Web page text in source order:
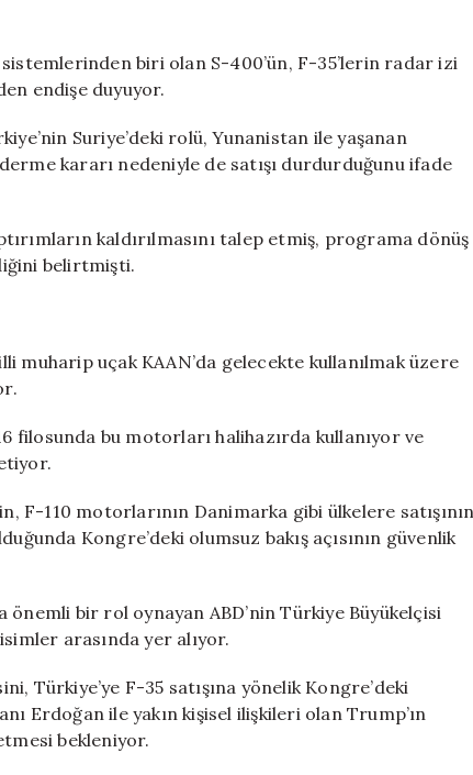
sistemlerinden biri olan S-400’ün, F-35’lerin radar izi
endişe duyuyor.
Suriye’deki rolü, Yunanistan ile yaşanan
kararı nedeniyle de satışı durdurduğunu ifade
kaldırılmasını talep etmiş, programa dönüş
belirtmişti.
muharip uçak KAAN’da gelecekte kullanılmak üzere
filosunda bu motorları halihazırda kullanıyor ve
F-110 motorlarının Danimarka gibi ülkelere
Kongre’deki olumsuz bakış açısının güvenlik
bir rol oynayan ABD’nin Türkiye Büyükelçisi
arasında yer alıyor.
Türkiye’ye F-35 satışına yönelik Kongre’deki
Erdoğan ile yakın kişisel ilişkileri olan Trump’ın
bekleniyor.